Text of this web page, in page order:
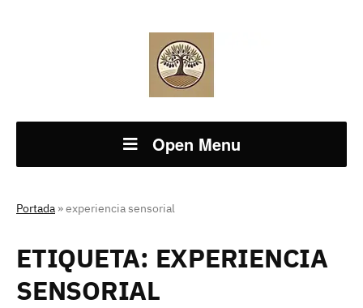
Open Menu
Portada »experiencia sensorial
ETIQUETA: EXPERIENCIA
SENSORIAL